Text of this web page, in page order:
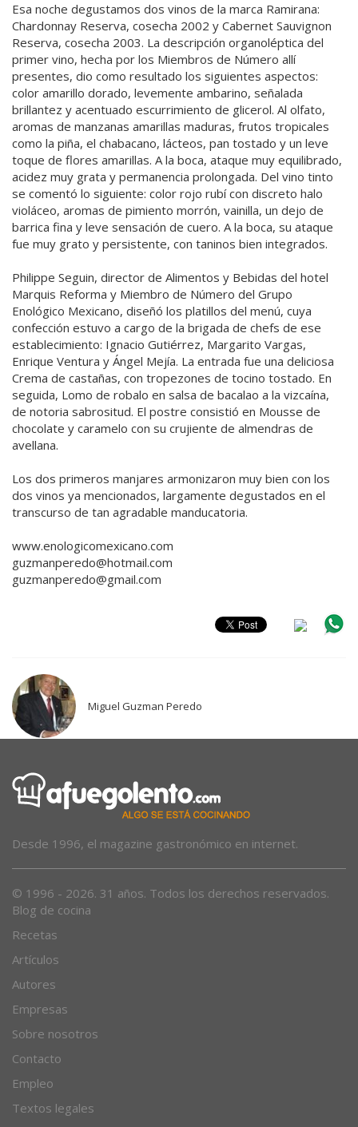
Esa noche degustamos dos vinos de la marca Ramirana:
Chardonnay Reserva, cosecha 2002 y Cabernet Sauvignon
Reserva, cosecha 2003. La descripción organoléptica del
primer vino, hecha por los Miembros de Número allí
presentes, dio como resultado los siguientes aspectos:
color amarillo dorado, levemente ambarino, señalada
brillantez y acentuado escurrimiento de glicerol. Al olfato,
aromas de manzanas amarillas maduras, frutos tropicales
como la piña, el chabacano, lácteos, pan tostado y un leve
toque de flores amarillas. A la boca, ataque muy equilibrado,
acidez muy grata y permanencia prolongada. Del vino tinto
se comentó lo siguiente: color rojo rubí con discreto halo
violáceo, aromas de pimiento morrón, vainilla, un dejo de
barrica fina y leve sensación de cuero. A la boca, su ataque
fue muy grato y persistente, con taninos bien integrados.
Philippe Seguin, director de Alimentos y Bebidas del hotel
Marquis Reforma y Miembro de Número del Grupo
Enológico Mexicano, diseñó los platillos del menú, cuya
confección estuvo a cargo de la brigada de chefs de ese
establecimiento: Ignacio Gutiérrez, Margarito Vargas,
Enrique Ventura y Ángel Mejía. La entrada fue una deliciosa
Crema de castañas, con tropezones de tocino tostado. En
seguida, Lomo de robalo en salsa de bacalao a la vizcaína,
de notoria sabrositud. El postre consistió en Mousse de
chocolate y caramelo con su crujiente de almendras de
avellana.
Los dos primeros manjares armonizaron muy bien con los
dos vinos ya mencionados, largamente degustados en el
transcurso de tan agradable manducatoria.
www.enologicomexicano.com
guzmanperedo@hotmail.com
guzmanperedo@gmail.com
Miguel Guzman Peredo
Desde 1996, el magazine gastronómico en internet.
© 1996 - 2026. 31 años. Todos los derechos reservados.
Blog de cocina
Recetas
Artículos
Autores
Empresas
Sobre nosotros
Contacto
Empleo
Textos legales